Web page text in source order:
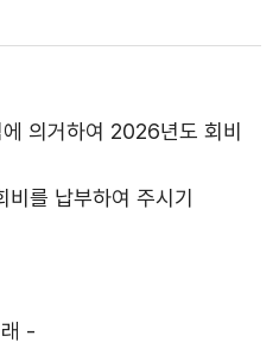
의거하여 2026년도 회비
를 납부하여 주시기
-